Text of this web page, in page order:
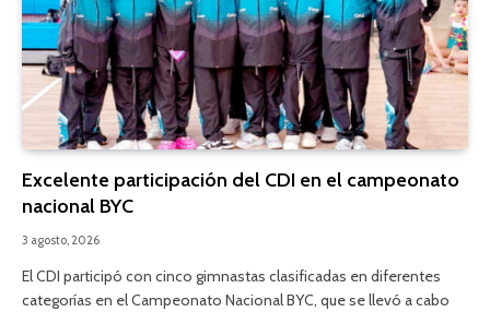
Excelente participación del CDI en el campeonato
nacional BYC
3 agosto, 2026
El CDI participó con cinco gimnastas clasificadas en diferentes
categorías en el Campeonato Nacional BYC, que se llevó a cabo